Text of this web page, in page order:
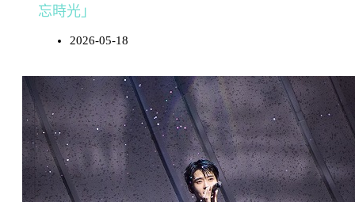
忘時光」
2026-05-18